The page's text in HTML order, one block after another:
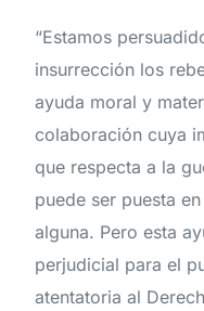
“Estamos
insurrección los
ayuda moral y
colaboración cuya
que respecta a la
puede ser puesta
alguna. Pero esta
perjudicial para el
atentatoria al